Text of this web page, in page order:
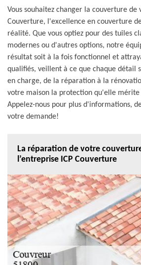
Vous souhaitez changer la couverture de
Couverture, l'excellence en couverture
réalité. Que vous optiez pour des tuiles
modernes ou d'autres options, notre
résultat soit à la fois fonctionnel et
qualifiés, veillent à ce que chaque détail
en charge, de la réparation à la
votre maison la protection qu'elle mérite
Appelez-nous pour plus d'informations,
votre demande!
La réparation de votre
l’entreprise ICP Couverture